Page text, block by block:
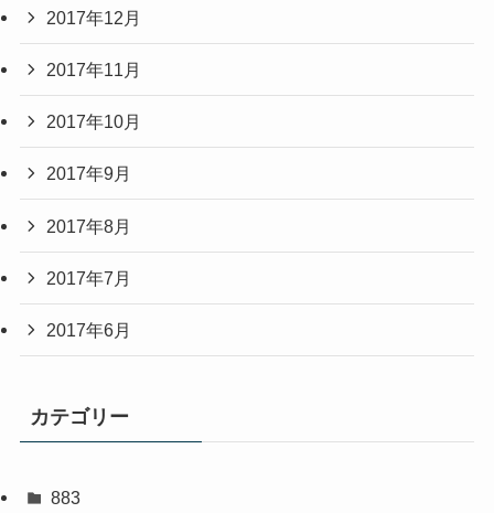
2017年12月
2017年11月
2017年10月
2017年9月
2017年8月
2017年7月
2017年6月
カテゴリー
883